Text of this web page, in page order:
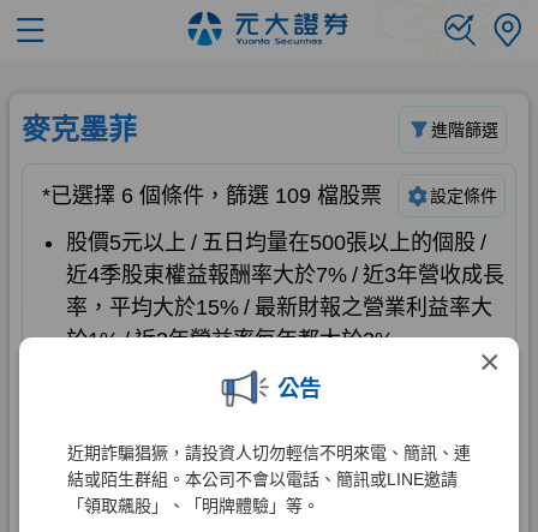
×
公告
近期詐騙猖獗，請投資人切勿輕信不明來電、簡訊、連
結或陌生群組。本公司不會以電話、簡訊或LINE邀請
「領取飆股」、「明牌體驗」等。